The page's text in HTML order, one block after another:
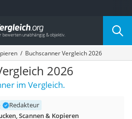
nach Kategorie
Buchscanner Vergleich 2026
2026
im Vergleich.
Redakteur
Scannen & Kopieren